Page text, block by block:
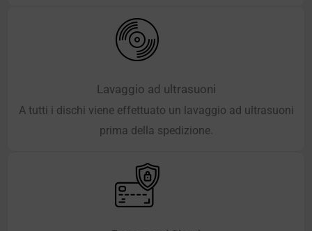
Lavaggio ad ultrasuoni
A tutti i dischi viene effettuato un lavaggio ad ultrasuoni
prima della spedizione.